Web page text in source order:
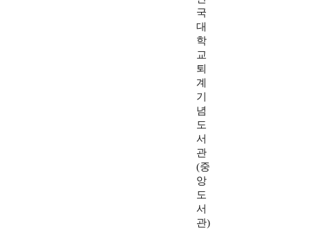
국
대
학
교
퇴
계
기
념
도
서
관
(중
앙
도
서
관)